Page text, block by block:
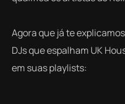
Agora que já te
DJs que espalham UK
em suas playlists: